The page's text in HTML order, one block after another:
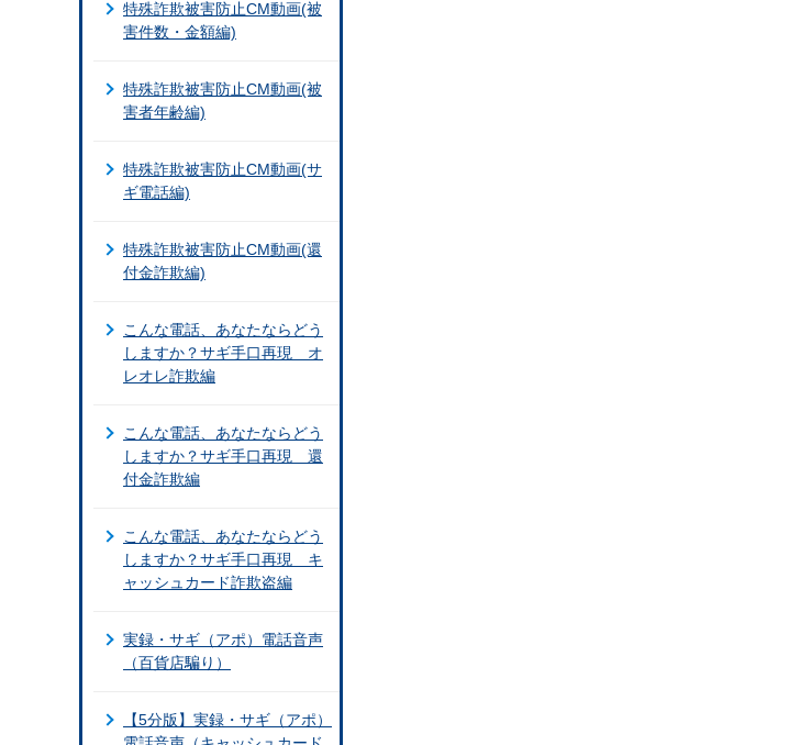
特殊詐欺被害防止CM動画(被
害件数・金額編)
特殊詐欺被害防止CM動画(被
害者年齢編)
特殊詐欺被害防止CM動画(サ
ギ電話編)
特殊詐欺被害防止CM動画(還
付金詐欺編)
こんな電話、あなたならどう
しますか？サギ手口再現 オ
レオレ詐欺編
こんな電話、あなたならどう
しますか？サギ手口再現 還
付金詐欺編
こんな電話、あなたならどう
しますか？サギ手口再現 キ
ャッシュカード詐欺盗編
実録・サギ（アポ）電話音声
（百貨店騙り）
【5分版】実録・サギ（アポ）